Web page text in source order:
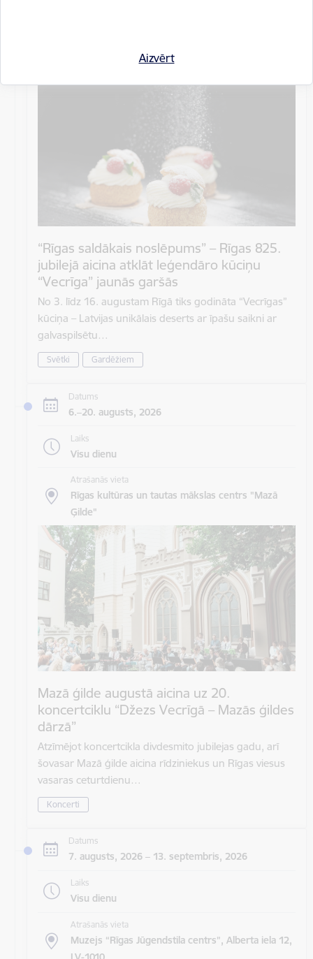
Aizvērt
“Rīgas saldākais noslēpums” – Rīgas 825.
jubilejā aicina atklāt leģendāro kūciņu
“Vecrīga” jaunās garšās
No 3. līdz 16. augustam Rīgā tiks godināta “Vecrīgas”
kūciņa – Latvijas unikālais deserts ar īpašu saikni ar
galvaspilsētu…
Svētki Gardēžiem
Datums
6.–20. augusts, 2026
Laiks
Visu dienu
Atrašanās vieta
Rīgas kultūras un tautas mākslas centrs "Mazā
Ģilde"
Mazā ģilde augustā aicina uz 20.
koncertciklu “Džezs Vecrīgā – Mazās ģildes
dārzā”
Atzīmējot koncertcikla divdesmito jubilejas gadu, arī
šovasar Mazā ģilde aicina rīdziniekus un Rīgas viesus
vasaras ceturtdienu…
Koncerti
Datums
7. augusts, 2026 – 13. septembris, 2026
Laiks
Visu dienu
Atrašanās vieta
Muzejs “Rīgas Jūgendstila centrs”, Alberta iela 12,